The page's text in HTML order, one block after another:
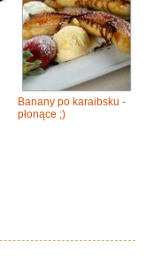
Banany po karaibsku -
płonące ;)